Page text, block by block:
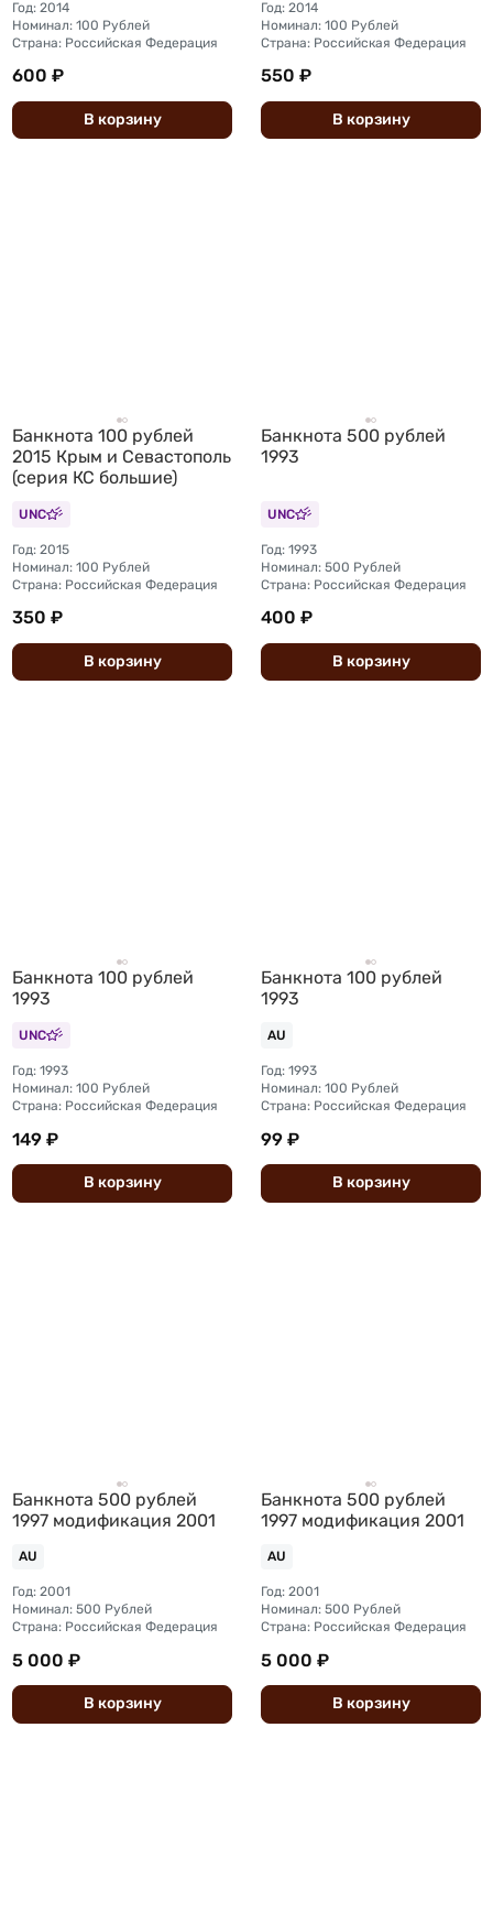
Год: 2014
Номинал: 100 Рублей
Страна: Российская Федерация
600 ₽
В корзину
Год: 2014
Номинал: 100 Рублей
Страна: Российская Федерация
550 ₽
В корзину
Банкнота 100 рублей
2015 Крым и Севастополь
(серия КС большие)
UNC
Год: 2015
Номинал: 100 Рублей
Страна: Российская Федерация
350 ₽
В корзину
Банкнота 500 рублей
1993
UNC
Год: 1993
Номинал: 500 Рублей
Страна: Российская Федерация
400 ₽
В корзину
Банкнота 100 рублей
1993
UNC
Год: 1993
Номинал: 100 Рублей
Страна: Российская Федерация
149 ₽
В корзину
Банкнота 100 рублей
1993
AU
Год: 1993
Номинал: 100 Рублей
Страна: Российская Федерация
99 ₽
В корзину
Банкнота 500 рублей
1997 модификация 2001
AU
Год: 2001
Номинал: 500 Рублей
Страна: Российская Федерация
5 000 ₽
В корзину
Банкнота 500 рублей
1997 модификация 2001
AU
Год: 2001
Номинал: 500 Рублей
Страна: Российская Федерация
5 000 ₽
В корзину